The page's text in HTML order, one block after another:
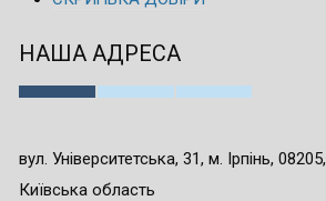
НАША АДРЕСА
вул. Університетська, 31, м. Ірпінь, 08205,
Київська область